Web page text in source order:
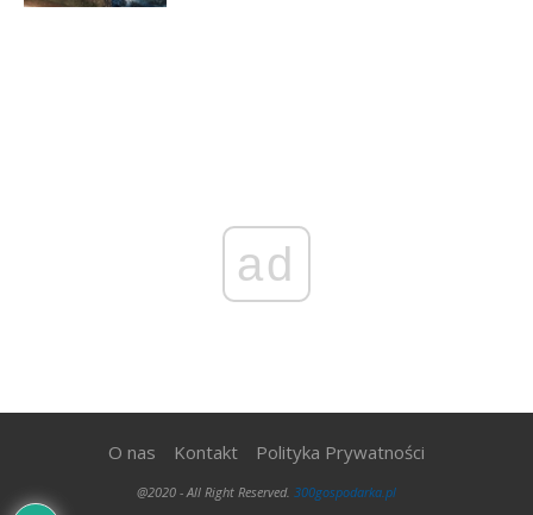
ad
O nas Kontakt Polityka Prywatności
@2020 - All Right Reserved. 300gospodarka.pl